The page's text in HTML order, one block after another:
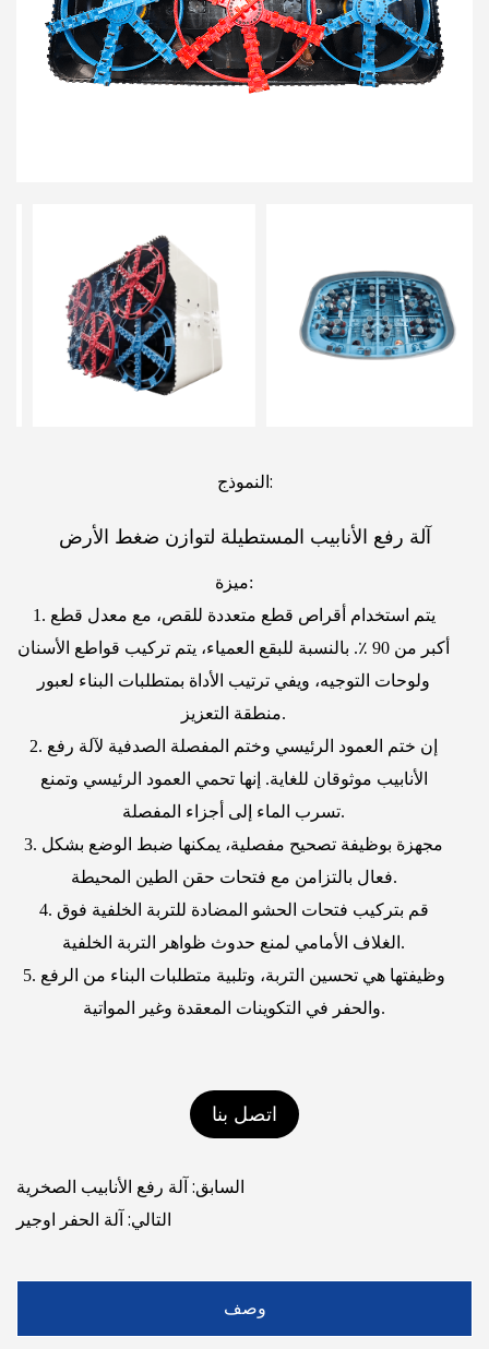
النموذج:
آلة رفع الأنابيب المستطيلة لتوازن ضغط الأرض
ميزة:
1. يتم استخدام أقراص قطع متعددة للقص، مع معدل قطع
أكبر من 90 ٪. بالنسبة للبقع العمياء، يتم تركيب قواطع الأسنان
ولوحات التوجيه، ويفي ترتيب الأداة بمتطلبات البناء لعبور
منطقة التعزيز.
2. إن ختم العمود الرئيسي وختم المفصلة الصدفية لآلة رفع
الأنابيب موثوقان للغاية. إنها تحمي العمود الرئيسي وتمنع
تسرب الماء إلى أجزاء المفصلة.
3. مجهزة بوظيفة تصحيح مفصلية، يمكنها ضبط الوضع بشكل
فعال بالتزامن مع فتحات حقن الطين المحيطة.
4. قم بتركيب فتحات الحشو المضادة للتربة الخلفية فوق
الغلاف الأمامي لمنع حدوث ظواهر التربة الخلفية.
5. وظيفتها هي تحسين التربة، وتلبية متطلبات البناء من الرفع
والحفر في التكوينات المعقدة وغير المواتية.
اتصل بنا
السابق: آلة رفع الأنابيب الصخرية
التالي: آلة الحفر اوجير
وصف